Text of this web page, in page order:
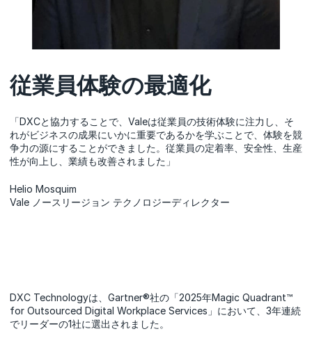
従業員体験の最適化
「DXCと協力することで、Valeは従業員の技術体験に注力し、そ
れがビジネスの成果にいかに重要であるかを学ぶことで、体験を競
争力の源にすることができました。従業員の定着率、安全性、生産
性が向上し、業績も改善されました」
Helio Mosquim
Vale ノースリージョン テクノロジーディレクター
DXC Technologyは、Gartner®社の「2025年Magic Quadrant™
for Outsourced Digital Workplace Services」において、3年連続
でリーダーの1社に選出されました。